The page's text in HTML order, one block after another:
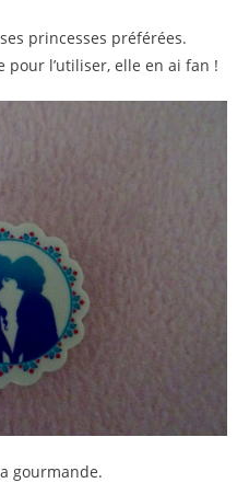
princesses préférées.
pour l’utiliser, elle en ai fan !
gourmande.